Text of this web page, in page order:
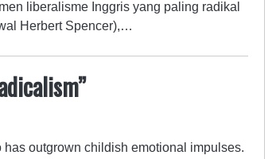
liberalisme Inggris yang paling radikal
Herbert Spencer),…
outgrown childish emotional impulses.